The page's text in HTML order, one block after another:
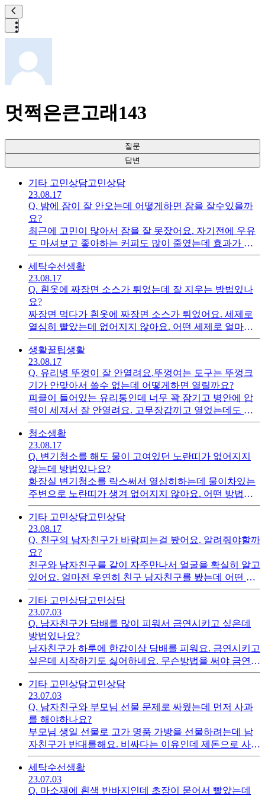
멋쩍은큰고래143
질문
답변
기타 고민상담고민상담
23.08.17
Q. 밤에 잠이 잘 안오는데 어떻게하면 잠을 잘수있을까
요?
최근에 고민이 많아서 잠을 잘 못잤어요. 자기전에 우유
도 마셔보고 좋아하는 커피도 많이 줄였는데 효과가 없
어요. 어쩌면 좋을까요?
세탁수선생활
23.08.17
Q. 흰옷에 짜장면 소스가 튀었는데 잘 지우는 방법있나
요?
짜장면 먹다가 흰옷에 짜장면 소스가 튀었어요. 세제로
열심히 빨았는데 없어지지 않아요. 어떤 세제로 얼마나
빨아야 없어질까요?
생활꿀팁생활
23.08.17
Q. 유리병 뚜껑이 잘 안열려요.뚜껑여는 도구는 뚜껑크
기가 안맞아서 쓸수 없는데 어떻게하면 열릴까요?
피클이 들어있는 유리통인데 너무 꽉 잠기고 병안에 압
력이 세져서 잘 안열려요. 고무장갑끼고 열었는데도 안
열리는데 좋은 방법있을까요?
청소생활
23.08.17
Q. 변기청소를 해도 물이 고여있던 노란띠가 없어지지
않는데 방법있나요?
화장실 변기청소를 락스써서 열심히하는데 물이차있는
주변으로 노란띠가 생겨 없어지지 않아요. 어떤 방법으
로 청소하면 없어지나요?
기타 고민상담고민상담
23.08.17
Q. 친구의 남자친구가 바람피는걸 봤어요. 알려줘야할까
요?
친구와 남자친구를 같이 자주만나서 얼굴을 확실히 알고
있어요. 얼마전 우연히 친구 남자친구를 봤는데 어떤 여
자와 진한 스킨쉽을 하고있었어요. 친구는 모르는 눈치
인데 말해줘야할까요?
기타 고민상담고민상담
23.07.03
Q. 남자친구가 담배를 많이 피워서 금연시키고 싶은데
방법있나요?
남자친구가 하루에 한갑이상 담배를 피워요. 금연시키고
싶은데 시작하기도 싫어하네요. 무슨방법을 써야 금연을
쉽게 시작할까요?
기타 고민상담고민상담
23.07.03
Q. 남자친구와 부모님 선물 문제로 싸웠는데 먼저 사과
를 해야하나요?
부모님 생일 선물로 고가 명품 가방을 선물하려는데 남
자친구가 반대를해요. 비싸다는 이유인데 제돈으로 사는
데도 뭐라고하네요. 제가 먼저 사과해야하나요?
세탁수선생활
23.07.03
Q. 마소재에 흰색 반바지인데 초장이 묻어서 빨았는데